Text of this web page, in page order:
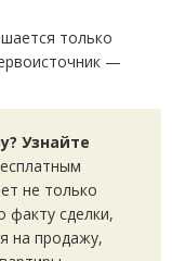
только
—
Узнайте
не только
сделки,
на продажу,